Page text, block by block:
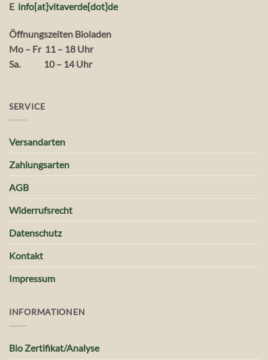
E info[at]vitaverde[dot]de
Öffnungszeiten Bioladen
Mo – Fr 11 – 18 Uhr
Sa. 10 – 14 Uhr
SERVICE
Versandarten
Zahlungsarten
AGB
Widerrufsrecht
Datenschutz
Kontakt
Impressum
INFORMATIONEN
Bio Zertifikat/Analyse